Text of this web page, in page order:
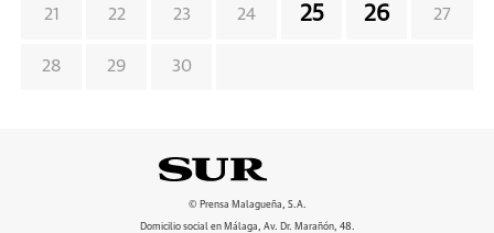
21 22 23 24 25 26 27
28 29 30
© Prensa Malagueña, S.A.
Domicilio social en Málaga, Av. Dr. Marañón, 48.